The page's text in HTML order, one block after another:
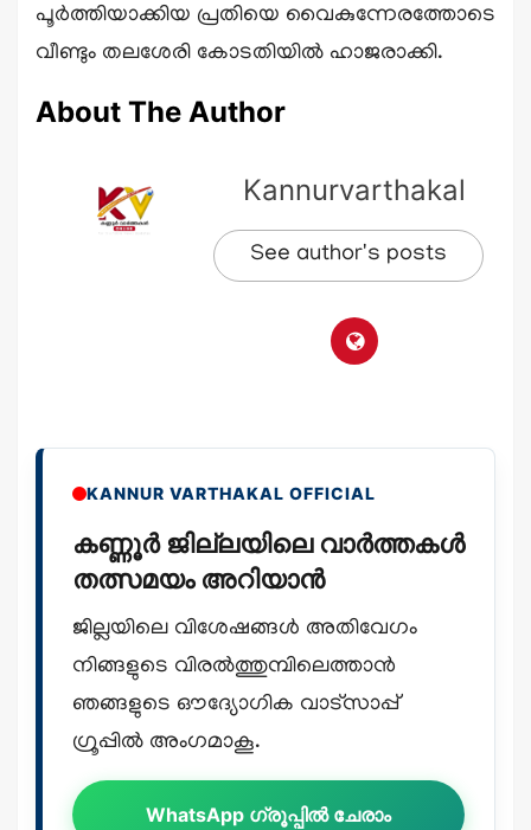
പൂർത്തിയാക്കിയ പ്രതിയെ വൈകുന്നേരത്തോടെ
വീണ്ടും തലശേരി കോടതിയിൽ ഹാജരാക്കി.
About The Author
Kannurvarthakal
See author's posts
KANNUR VARTHAKAL OFFICIAL
കണ്ണൂർ ജില്ലയിലെ വാർത്തകൾ
തത്സമയം അറിയാൻ
ജില്ലയിലെ വിശേഷങ്ങൾ അതിവേഗം
നിങ്ങളുടെ വിരൽത്തുമ്പിലെത്താൻ
ഞങ്ങളുടെ ഔദ്യോഗിക വാട്സാപ്പ്
ഗ്രൂപ്പിൽ അംഗമാകൂ.
WhatsApp ഗ്രൂപ്പിൽ ചേരാം